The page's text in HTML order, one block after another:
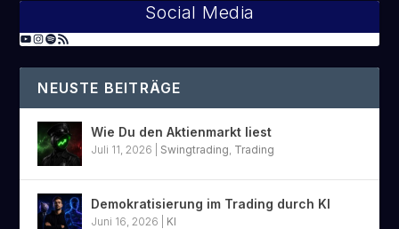
Social Media
NEUSTE BEITRÄGE
Wie Du den Aktienmarkt liest
Juli 11, 2026 Swingtrading Trading
Demokratisierung im Trading durch KI
Juni 16, 2026 KI